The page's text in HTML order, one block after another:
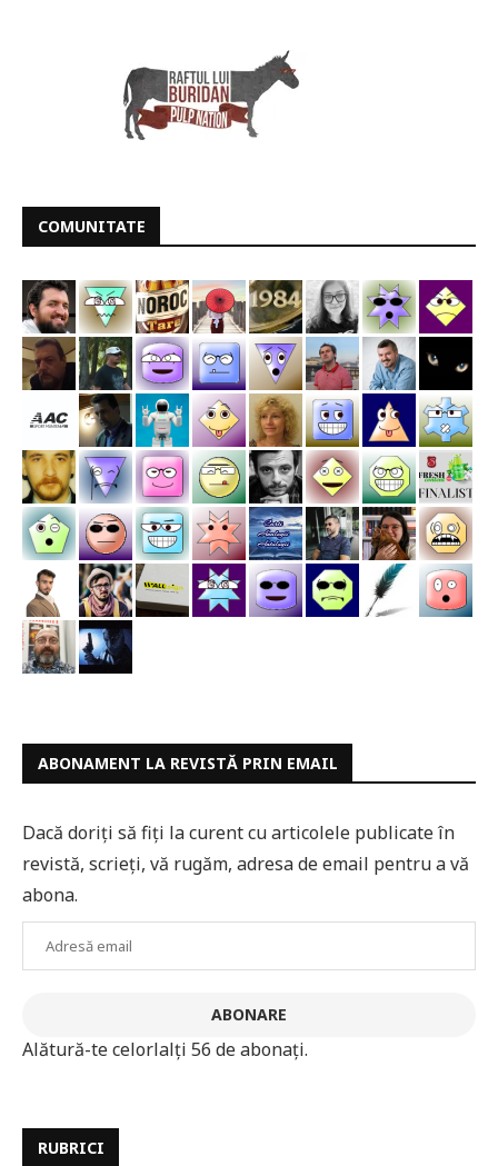
COMUNITATE
ABONAMENT LA REVISTĂ PRIN EMAIL
Dacă doriți să fiți la curent cu articolele publicate în
revistă, scrieți, vă rugăm, adresa de email pentru a vă
abona.
ABONARE
Alătură-te celorlalți 56 de abonați.
RUBRICI